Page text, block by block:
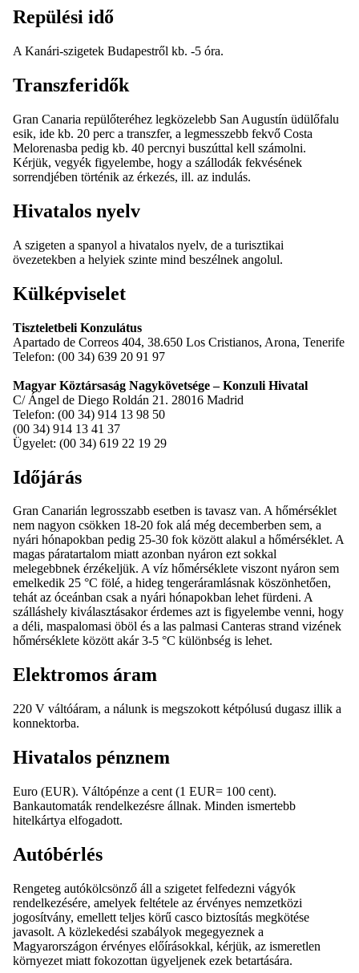
Repülési idő
A Kanári-szigetek Budapestről kb. -5 óra.
Transzferidők
Gran Canaria repülőteréhez legközelebb San Augustín üdülőfalu
esik, ide kb. 20 perc a transzfer, a legmesszebb fekvő Costa
Melorenasba pedig kb. 40 percnyi buszúttal kell számolni.
Kérjük, vegyék figyelembe, hogy a szállodák fekvésének
sorrendjében történik az érkezés, ill. az indulás.
Hivatalos nyelv
A szigeten a spanyol a hivatalos nyelv, de a turisztikai
övezetekben a helyiek szinte mind beszélnek angolul.
Külképviselet
Tiszteletbeli Konzulátus
Apartado de Correos 404, 38.650 Los Cristianos, Arona, Tenerife
Telefon: (00 34) 639 20 91 97
Magyar Köztársaság Nagykövetsége – Konzuli Hivatal
C/ Ángel de Diego Roldán 21. 28016 Madrid
Telefon: (00 34) 914 13 98 50
(00 34) 914 13 41 37
Ügyelet: (00 34) 619 22 19 29
Időjárás
Gran Canarián legrosszabb esetben is tavasz van. A hőmérséklet
nem nagyon csökken 18-20 fok alá még decemberben sem, a
nyári hónapokban pedig 25-30 fok között alakul a hőmérséklet. A
magas páratartalom miatt azonban nyáron ezt sokkal
melegebbnek érzékeljük. A víz hőmérséklete viszont nyáron sem
emelkedik 25 °C fölé, a hideg tengeráramlásnak köszönhetően,
tehát az óceánban csak a nyári hónapokban lehet fürdeni. A
szálláshely kiválasztásakor érdemes azt is figyelembe venni, hogy
a déli, maspalomasi öböl és a las palmasi Canteras strand vizének
hőmérséklete között akár 3-5 °C különbség is lehet.
Elektromos áram
220 V váltóáram, a nálunk is megszokott kétpólusú dugasz illik a
konnektorba.
Hivatalos pénznem
Euro (EUR). Váltópénze a cent (1 EUR= 100 cent).
Bankautomaták rendelkezésre állnak. Minden ismertebb
hitelkártya elfogadott.
Autóbérlés
Rengeteg autókölcsönző áll a szigetet felfedezni vágyók
rendelkezésére, amelyek feltétele az érvényes nemzetközi
jogosítvány, emellett teljes körű casco biztosítás megkötése
javasolt. A közlekedési szabályok megegyeznek a
Magyarországon érvényes előírásokkal, kérjük, az ismeretlen
környezet miatt fokozottan ügyeljenek ezek betartására.